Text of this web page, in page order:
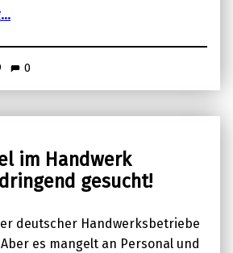
“Johns Rückkehr nach Ghana Ein Migrant sucht den Neuanfang”
…
0
im Handwerk
gesucht!
deutscher Handwerksbetriebe
es mangelt an Personal und